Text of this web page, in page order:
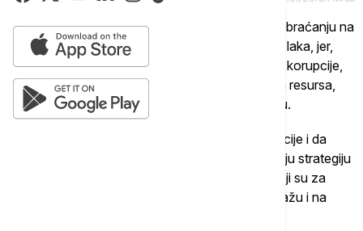
U saopštenju NPS se navodi da je Aleksić je u obraćanju na
sednici skupštine istakao da situacija u Srbiji nije laka, jer,
kako tvrdi, živimo u godinama bujanja kriminala i korupcije,
razaranja javnih preduzeća, rasprodaje prirodnih resursa,
pada životnog standarda i rasta nasilja u društvu.
Ocenio je da su poljoprivrednici na ivici egzistencije i da
mladi odlaze iz zemlje. Predstavio je petogodišnju strategiju
za iskorenjivanje korupcije, a poljoprivrednike koji su za
danas najavili protest pozvao da svoj gnev pokažu i na